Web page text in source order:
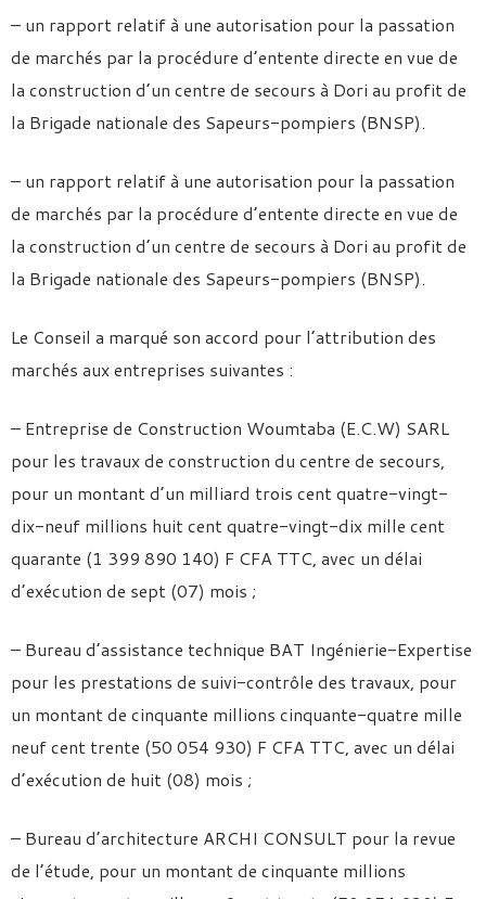
– un rapport relatif à une autorisation pour la passation
de marchés par la procédure d’entente directe en vue de
la construction d’un centre de secours à Dori au profit de
la Brigade nationale des Sapeurs-pompiers (BNSP).
– un rapport relatif à une autorisation pour la passation
de marchés par la procédure d’entente directe en vue de
la construction d’un centre de secours à Dori au profit de
la Brigade nationale des Sapeurs-pompiers (BNSP).
Le Conseil a marqué son accord pour l’attribution des
marchés aux entreprises suivantes :
– Entreprise de Construction Woumtaba (E.C.W) SARL
pour les travaux de construction du centre de secours,
pour un montant d’un milliard trois cent quatre-vingt-
dix-neuf millions huit cent quatre-vingt-dix mille cent
quarante (1 399 890 140) F CFA TTC, avec un délai
d’exécution de sept (07) mois ;
– Bureau d’assistance technique BAT Ingénierie-Expertise
pour les prestations de suivi-contrôle des travaux, pour
un montant de cinquante millions cinquante-quatre mille
neuf cent trente (50 054 930) F CFA TTC, avec un délai
d’exécution de huit (08) mois ;
– Bureau d’architecture ARCHI CONSULT pour la revue
de l’étude, pour un montant de cinquante millions